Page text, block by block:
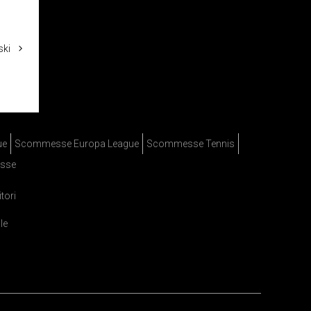
Scommesse Europa League
Scommesse Tennis